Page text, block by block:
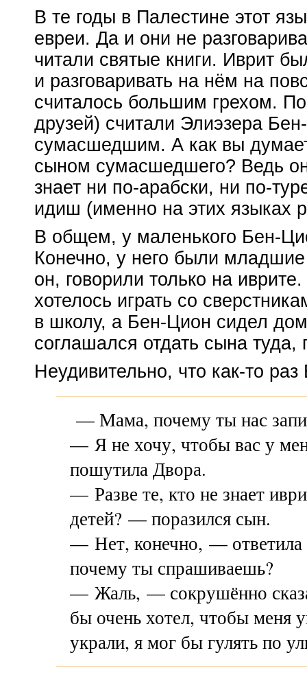
В те годы в Палестине этот
евреи. Да и они не
читали святые книги. Иврит
и разговаривать на нём на
считалось большим грехом.
друзей) считали Элиэзера
сумасшедшим. А как вы
сыном сумасшедшего? Ведь
знает ни по-арабски, ни по-
идиш (именно на этих языках
В общем, у маленького Бен-
Конечно, у него были
он, говорили только на
хотелось играть со
в школу, а Бен-Цион сидел
соглашался отдать сына
Неудивительно, что как-то раз
— Мама, почему ты нас
— Я не хочу, чтобы вас у
пошутила Двора.
— Разве те, кто не знает
детей? — поразился сын.
— Нет, конечно, —
почему ты спрашиваешь?
— Жаль, — сокрушённо
бы очень хотел, чтобы меня
украли, я мог бы гулять по